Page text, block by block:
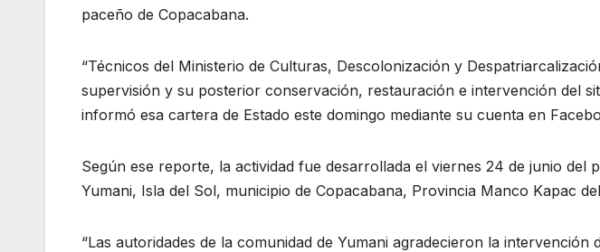
paceño de Copacabana.
“Técnicos del Ministerio de Culturas, Descolonización y
supervisión y su posterior conservación, restauración e intervención del
informó esa cartera de Estado este domingo mediante su cuenta en
Según ese reporte, la actividad fue desarrollada el viernes 24 de junio del
Yumani, Isla del Sol, municipio de Copacabana, Provincia Manco Kapac
“Las autoridades de la comunidad de Yumani agradecieron la intervención